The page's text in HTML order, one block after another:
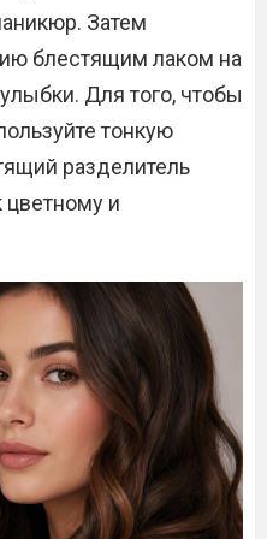
Затем
блестящим лаком на
Для того, чтобы
тонкую
разделитель
цветному и